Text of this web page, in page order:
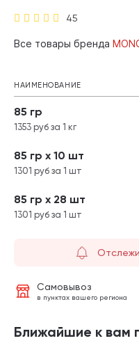
45
Все товары бренда
НАИМЕНОВАНИЕ
85 гр
1353 руб за 1 кг
85 гр х 10 шт
1301 руб за 1 шт
85 гр х 28 шт
1301 руб за 1 шт
Самовывоз
в пунктах вашего региона
Ближайшие к вам